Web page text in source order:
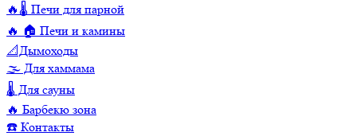
🔥🌡️ Печи для парной
🔥 🏠 Печи и камины
📐Дымоходы
🌫️ Для хаммама
🌡️ Для сауны
🔥 Барбекю зона
☎️ Контакты